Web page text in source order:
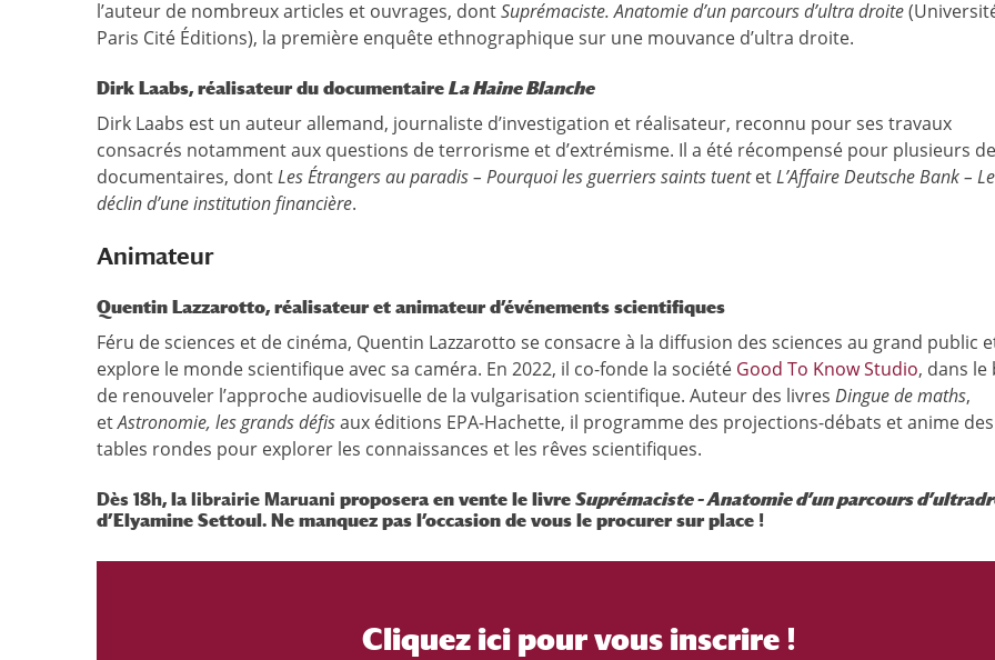
l’auteur de nombreux articles et ouvrages, dontSuprémaciste. Anatomie d’un parcours d’ultra droite
Paris Cité Éditions), la première enquête ethnographique sur une mouvance d’ultra droite.
Dirk Laabs, réalisateur du documentaire La Haine Blanche
Dirk Laabs est un auteur allemand, journaliste d’investigation et réalisateur, reconnu pour ses travaux
consacrés notamment aux questions de terrorisme et d’extrémisme. Il a été récompensé pour plusieurs
documentaires, dontLes Étrangers au paradis – Pourquoi les guerriers saints tuentetL’Affaire Deutsche Bank – Le
déclin d’une institution financière.
Animateur
Quentin Lazzarotto, réalisateur et animateur d’événements scientifiques
Féru de sciences et de cinéma, Quentin Lazzarotto se consacre à la diffusion des sciences au grand public
explore le monde scientifique avec sa caméra. En 2022, il co-fonde la société Good To Know Studio, dans le
de renouveler l’approche audiovisuelle de la vulgarisation scientifique. Auteur des livres Dingue de maths,
etAstronomie, les grands défisaux éditions EPA-Hachette, il programme des projections-débats et anime des
tables rondes pour explorer les connaissances et les rêves scientifiques.
Dès 18h, lalibrairie Maruani proposera en vente le livre Suprémaciste – Anatomie d’un parcours
d’Elyamine Settoul. Ne manquez pas l’occasion de vous le procurer sur place !
Cliquez ici pour vous inscrire !